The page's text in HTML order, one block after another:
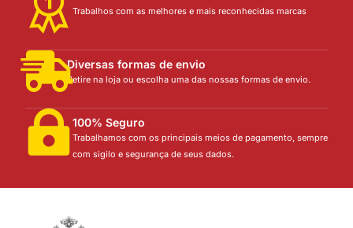
Trabalhos com as melhores e mais reconhecidas marcas
Diversas formas de envio
Retire na loja ou escolha uma das nossas formas de envio.
100% Seguro
Trabalhamos com os principais meios de pagamento, sempre
com sigilo e segurança de seus dados.